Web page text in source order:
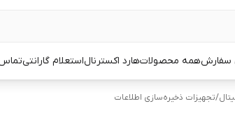
سفارشهمه محصولاتهارد اکسترنالاستعلام گارانتیتماس
/تجهیزات ذخیره‌سازی اطلاعات